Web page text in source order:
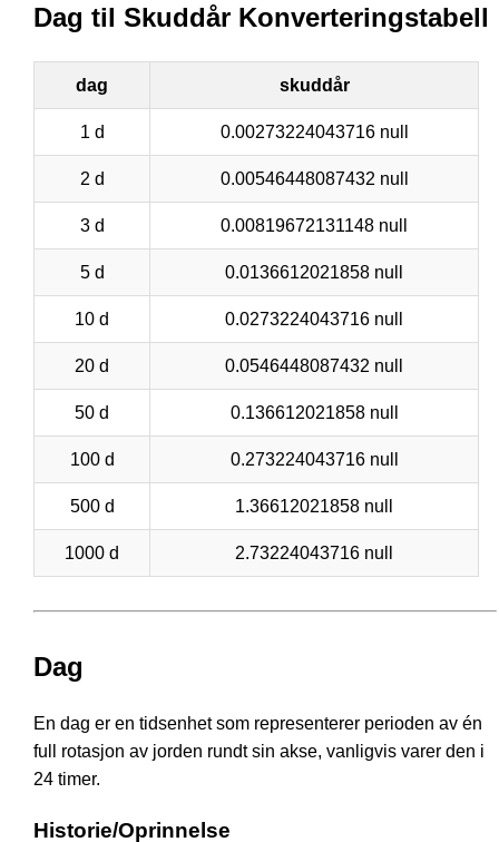
Dag til Skuddår Konverteringstabell
dag skuddår
1 d 0.00273224043716 null
2 d 0.00546448087432 null
3 d 0.00819672131148 null
5 d 0.0136612021858 null
10 d 0.0273224043716 null
20 d 0.0546448087432 null
50 d 0.136612021858 null
100 d 0.273224043716 null
500 d 1.36612021858 null
1000 d 2.73224043716 null
Dag
En dag er en tidsenhet som representerer perioden av én
full rotasjon av jorden rundt sin akse, vanligvis varer den i
24 timer.
Historie/Oprinnelse